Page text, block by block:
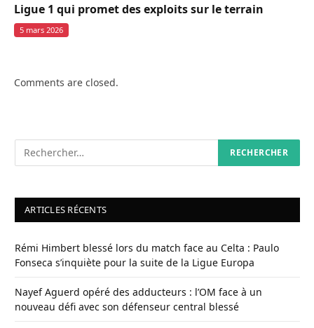
Ligue 1 qui promet des exploits sur le terrain
5 mars 2026
Comments are closed.
ARTICLES RÉCENTS
Rémi Himbert blessé lors du match face au Celta : Paulo
Fonseca s’inquiète pour la suite de la Ligue Europa
Nayef Aguerd opéré des adducteurs : l’OM face à un
nouveau défi avec son défenseur central blessé